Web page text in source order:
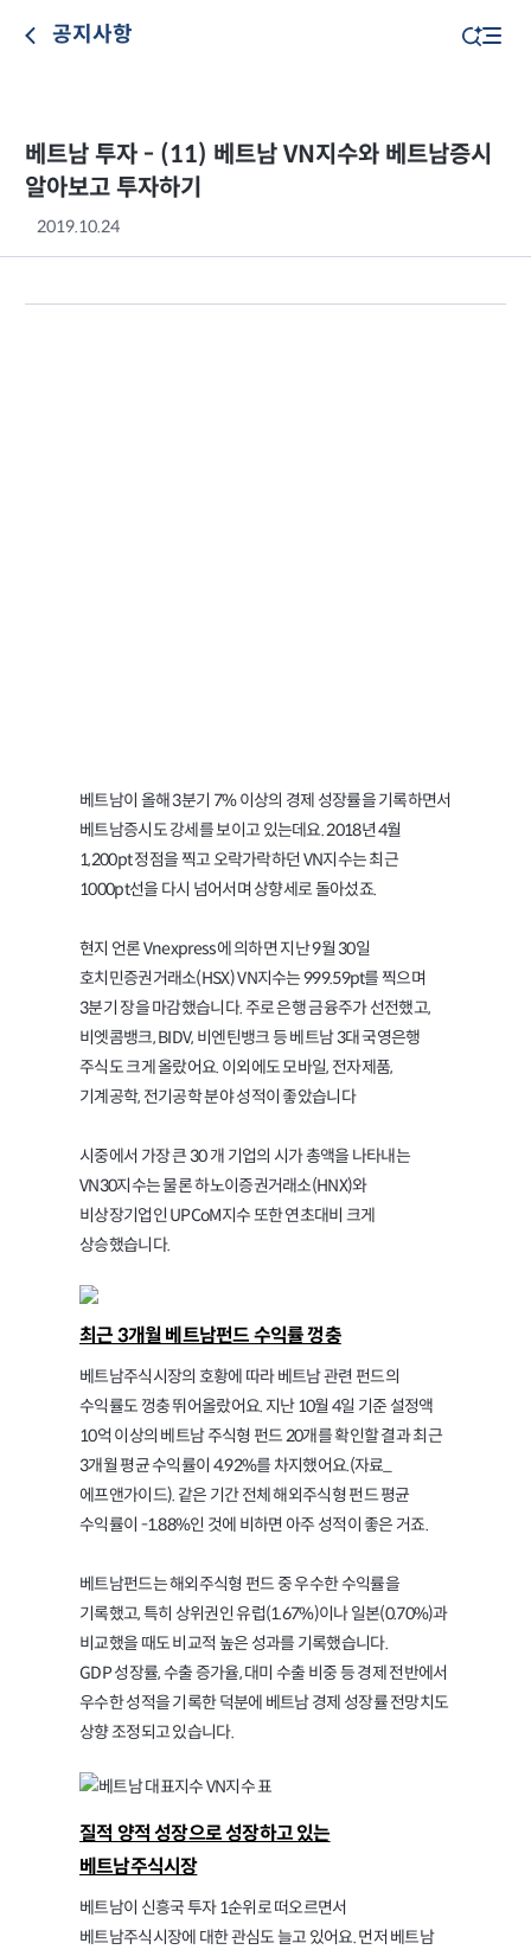
공지사항
베트남 투자 - (11) 베트남 VN지수와 베트남증시
알아보고 투자하기
2019.10.24
베트남이 올해 3분기 7% 이상의 경제 성장률을 기록하면서
베트남증시도 강세를 보이고 있는데요. 2018년 4월
1,200pt 정점을 찍고 오락가락하던 VN지수는 최근
1000pt선을 다시 넘어서며 상향세로 돌아섰죠.
현지 언론 Vnexpress에 의하면 지난 9월 30일
호치민증권거래소(HSX) VN지수는 999.59pt를 찍으며
3분기 장을 마감했습니다. 주로 은행 금융주가 선전했고,
비엣콤뱅크, BIDV, 비엔틴뱅크 등 베트남 3대 국영은행
주식도 크게 올랐어요. 이외에도 모바일, 전자제품,
기계공학, 전기공학 분야 성적이 좋았습니다
시중에서 가장 큰 30 개 기업의 시가 총액을 나타내는
VN30지수는 물론 하노이증권거래소(HNX)와
비상장기업인 UPCoM지수 또한 연초대비 크게
상승했습니다.
최근 3개월 베트남펀드 수익률 껑충
베트남주식시장의 호황에 따라 베트남 관련 펀드의
수익률도 껑충 뛰어올랐어요. 지난 10월 4일 기준 설정액
10억 이상의 베트남 주식형 펀드 20개를 확인할 결과 최근
3개월 평균 수익률이 4.92%를 차지했어요.(자료_
에프앤가이드). 같은 기간 전체 해외주식형 펀드 평균
수익률이 -1.88%인 것에 비하면 아주 성적이 좋은 거죠.
베트남펀드는 해외주식형 펀드 중 우수한 수익률을
기록했고, 특히 상위권인 유럽(1.67%)이나 일본(0.70%)과
비교했을 때도 비교적 높은 성과를 기록했습니다.
GDP 성장률, 수출 증가율, 대미 수출 비중 등 경제 전반에서
우수한 성적을 기록한 덕분에 베트남 경제 성장률 전망치도
상향 조정되고 있습니다.
질적 양적 성장으로 성장하고 있는
베트남주식시장
베트남이 신흥국 투자 1순위로 떠오르면서
베트남주식시장에 대한 관심도 늘고 있어요. 먼저 베트남